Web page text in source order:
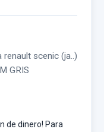
scenic (ja..)
GRIS
de dinero! Para